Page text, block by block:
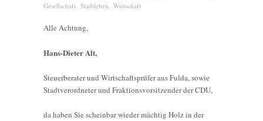
Gesellschaft Stadtleben Wirtschaft
Alle Achtung,
Hans-Dieter Alt,
Steuerberater und Wirtschaftsprüfer aus Fulda, sowie
Stadtverordneter und Fraktionsvorsitzender der CDU,
da haben Sie scheinbar wieder mächtig Holz in der